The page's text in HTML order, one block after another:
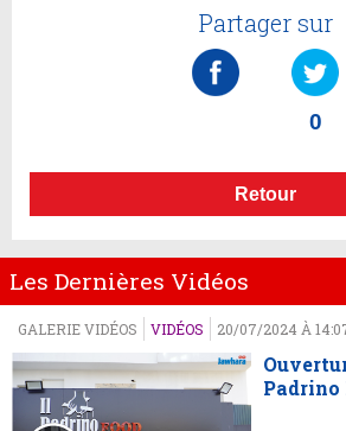
Partager sur
0
Retour
Les Dernières Vidéos
GALERIE VIDÉOS VIDÉOS 20/07/2024 À
Padrino